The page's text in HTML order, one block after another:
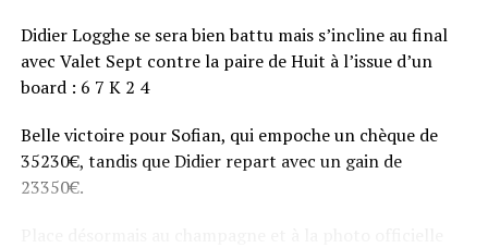
Didier Logghe se sera bien battu mais s’incline au final
avec Valet Sept contre la paire de Huit à l’issue d’un
board : 6 7 K 2 4
Belle victoire pour Sofian, qui empoche un chèque de
35230€, tandis que Didier repart avec un gain de
23350€.